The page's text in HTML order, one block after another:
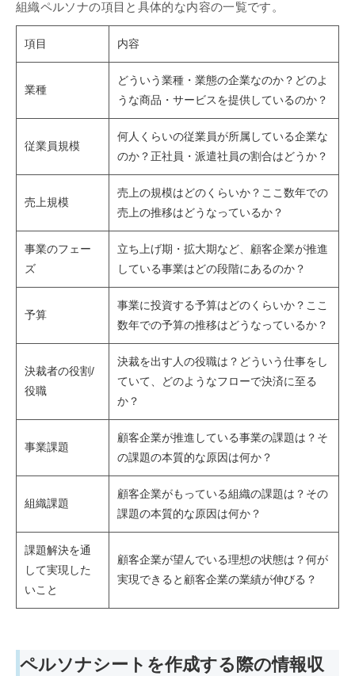
組織ペルソナの項目と具体的な内容の一覧です。
項目 内容
業種
どういう業種・業態の企業なのか？どのよ
うな商品・サービスを提供しているのか？
従業員規模
何人くらいの従業員が所属している企業な
のか？正社員・派遣社員の割合はどうか？
売上規模
売上の規模はどのくらいか？ここ数年での
売上の推移はどうなっているか？
事業のフェー
ズ
立ち上げ期・拡大期など、顧客企業が推進
している事業はどの段階にあるのか？
予算
事業に投資する予算はどのくらいか？ここ
数年での予算の推移はどうなっているか？
決裁者の役割/
役職
決裁を出す人の役職は？どういう仕事をし
ていて、どのようなフローで決済に至る
か？
事業課題
顧客企業が推進している事業の課題は？そ
の課題の本質的な原因は何か？
組織課題
顧客企業がもっている組織の課題は？その
課題の本質的な原因は何か？
課題解決を通
して実現した
いこと
顧客企業が望んでいる理想の状態は？何が
実現できると顧客企業の業績が伸びる？
ペルソナシートを作成する際の情報収